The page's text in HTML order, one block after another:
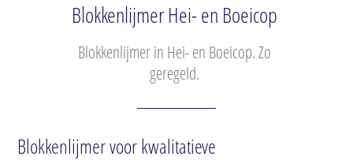
Blokkenlijmer Hei- en Boeicop
Blokkenlijmer in Hei- en Boeicop. Zo
geregeld.
Blokkenlijmer voor kwalitatieve